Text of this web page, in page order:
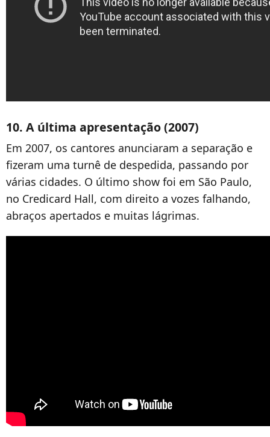
10. A última apresentação (2007)
Em 2007, os cantores anunciaram a separação e
fizeram uma turnê de despedida, passando por
várias cidades. O último show foi em São Paulo,
no Credicard Hall, com direito a vozes falhando,
abraços apertados e muitas lágrimas.